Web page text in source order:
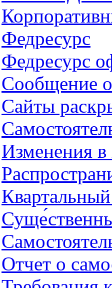
Федресурс
Федресурс
Сообщение
Сайты
Изменения
Отчет о